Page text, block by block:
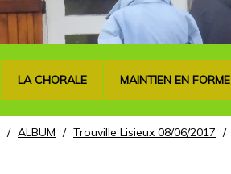
LA CHORALE MAINTIEN EN FORME
/ ALBUM / Trouville Lisieux 08/06/2017 /